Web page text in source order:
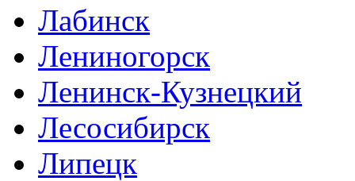
Лабинск
Лениногорск
Ленинск-Кузнецкий
Лесосибирск
Липецк